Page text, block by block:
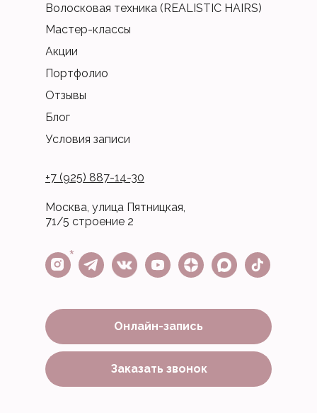
Москва, улица Пятницкая,
71/5 строение 2
Условия записи
Блог
Отзывы
Портфолио
Мастер-классы
Акции
Волосковая техника (REALISTIC HAIRS)
Заказать звонок
Онлайн-запись
+7 (925) 887-14-30
*